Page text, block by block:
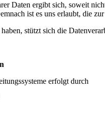
Daten ergibt sich, soweit
ist es uns erlaubt, die
stützt sich die
erfolgt durch